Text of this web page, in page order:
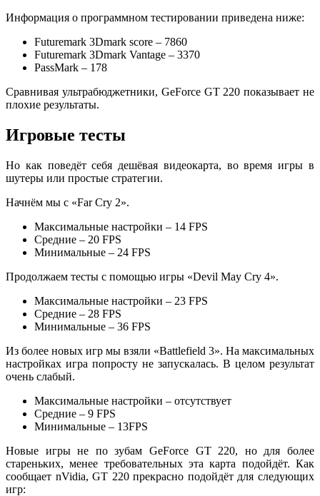
Информация о программном тестировании приведена ниже:
Futuremark 3Dmark score – 7860
Futuremark 3Dmark Vantage – 3370
PassMark – 178
Сравнивая ультрабюджетники, GeForce GT 220 показывает не
плохие результаты.
Игровые тесты
Но как поведёт себя дешёвая видеокарта, во время игры в
шутеры или простые стратегии.
Начнём мы с «Far Cry 2».
Максимальные настройки – 14 FPS
Средние – 20 FPS
Минимальные – 24 FPS
Продолжаем тесты с помощью игры «Devil May Cry 4».
Максимальные настройки – 23 FPS
Средние – 28 FPS
Минимальные – 36 FPS
Из более новых игр мы взяли «Battlefield 3». На максимальных
настройках игра попросту не запускалась. В целом результат
очень слабый.
Максимальные настройки – отсутствует
Средние – 9 FPS
Минимальные – 13FPS
Новые игры не по зубам GeForce GT 220, но для более
стареньких, менее требовательных эта карта подойдёт. Как
сообщает nVidia, GT 220 прекрасно подойдёт для следующих
игр: